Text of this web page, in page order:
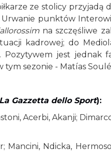
ze stolicy
punktów
na szczęśliwe
kadrowej; do
Pozytywem jest jednak
tym sezonie - Matías
La Gazzetta dello Sport):
Acerbi, Akanji;
Mancini, Ndicka,